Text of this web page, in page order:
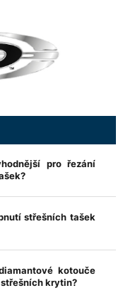
pro řezání
diamantové
turbo)
řezu a současně
segmentů.
technologii
střešních tašek
pevné uložení
a přizpůsobit
přítlak může
kotouče
střešních krytin?